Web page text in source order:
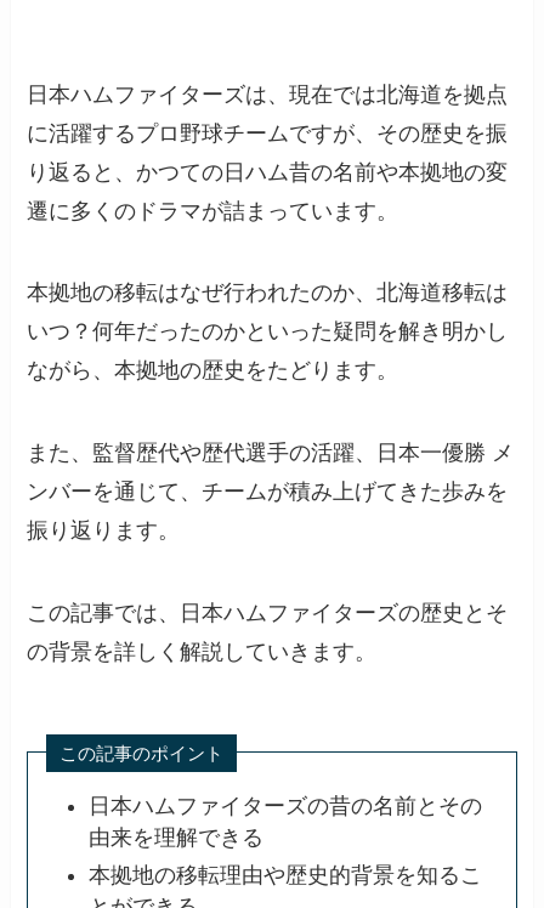
日本ハムファイターズは、現在では北海道を拠点
に活躍するプロ野球チームですが、その歴史を振
り返ると、かつての日ハム昔の名前や本拠地の変
遷に多くのドラマが詰まっています。
本拠地の移転はなぜ行われたのか、北海道移転は
いつ？何年だったのかといった疑問を解き明かし
ながら、本拠地の歴史をたどります。
また、監督歴代や歴代選手の活躍、日本一優勝 メ
ンバーを通じて、チームが積み上げてきた歩みを
振り返ります。
この記事では、日本ハムファイターズの歴史とそ
の背景を詳しく解説していきます。
この記事のポイント
日本ハムファイターズの昔の名前とその
由来を理解できる
本拠地の移転理由や歴史的背景を知るこ